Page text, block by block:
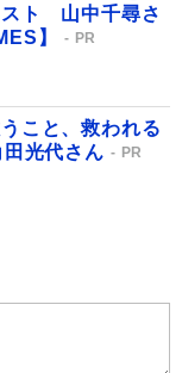
スト 山中千尋さ
】
PR
こと、救われる
光代さん
PR